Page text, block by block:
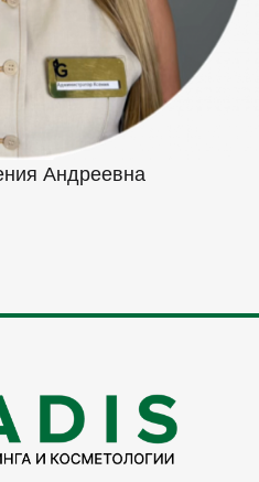
Андреевна